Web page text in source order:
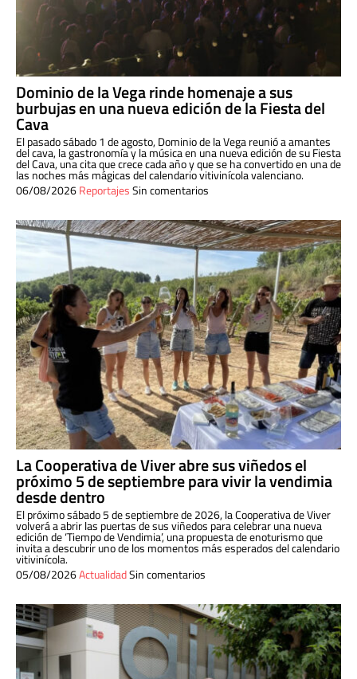
Dominio de la Vega rinde homenaje a sus
burbujas en una nueva edición de la Fiesta del
Cava
El pasado sábado 1 de agosto, Dominio de la Vega reunió a amantes
del cava, la gastronomía y la música en una nueva edición de su Fiesta
del Cava, una cita que crece cada año y que se ha convertido en una de
las noches más mágicas del calendario vitivinícola valenciano.
06/08/2026ReportajesSin comentarios
La Cooperativa de Viver abre sus viñedos el
próximo 5 de septiembre para vivir la vendimia
desde dentro
El próximo sábado 5 de septiembre de 2026, la Cooperativa de Viver
volverá a abrir las puertas de sus viñedos para celebrar una nueva
edición de ‘Tiempo de Vendimia’, una propuesta de enoturismo que
invita a descubrir uno de los momentos más esperados del calendario
vitivinícola.
05/08/2026ActualidadSin comentarios